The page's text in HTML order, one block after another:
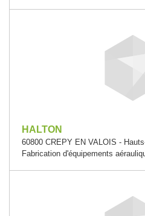
HALTON
60800 CREPY EN VALOIS -
Fabrication d'équipements